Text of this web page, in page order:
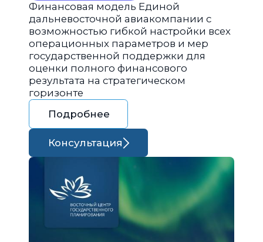
Финансовая модель Единой
дальневосточной авиакомпании с
возможностью гибкой настройки всех
операционных параметров и мер
государственной поддержки для
оценки полного финансового
результата на стратегическом
горизонте
Подробнее
Консультация